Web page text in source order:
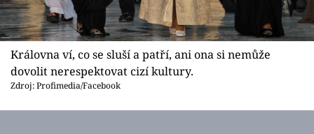
Královna ví, co se sluší a patří, ani ona si nemůže
dovolit nerespektovat cizí kultury.
Zdroj: Profimedia/Facebook